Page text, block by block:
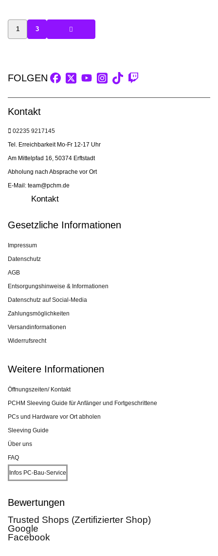
1 3
FOLGEN
Kontakt
02235 9217145
Tel. Erreichbarkeit Mo-Fr 12-17 Uhr
Am Mittelpfad 16, 50374 Erftstadt
Abholung nach Absprache vor Ort
E-Mail: team@pchm.de
Kontakt
Gesetzliche Informationen
Impressum
Datenschutz
AGB
Entsorgungshinweise & Informationen
Datenschutz auf Social-Media
Zahlungsmöglichkeiten
Versandinformationen
Widerrufsrecht
Weitere Informationen
Öffnungszeiten/ Kontakt
PCHM Sleeving Guide für Anfänger und Fortgeschrittene
PCs und Hardware vor Ort abholen
Sleeving Guide
Über uns
FAQ
Infos PC-Bau-Service
Bewertungen
Trusted Shops (Zertifizierter Shop)
Google
Facebook